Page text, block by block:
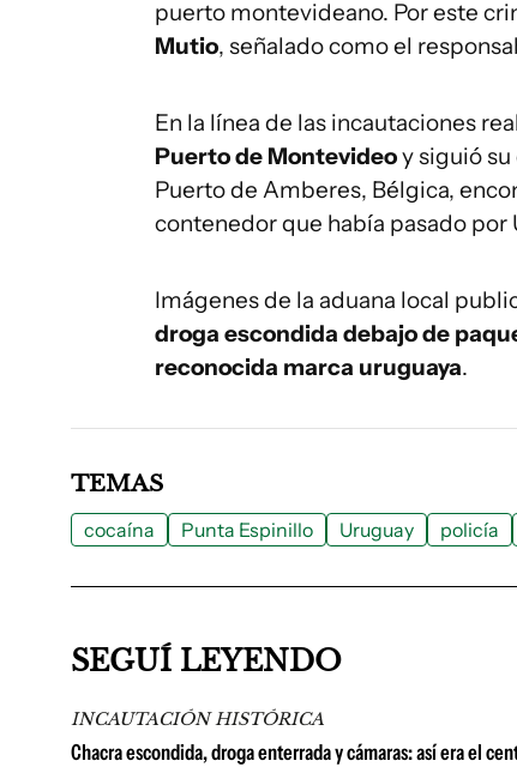
puerto montevideano. Por este
Mutio, señalado como el
En la línea de las incautaciones
Puerto de Montevideoy siguió
Puerto de Amberes, Bélgica,
contenedor que había pasado por
Imágenes de la aduana local
droga escondida debajo de
reconocida marca uruguaya.
TEMAS
cocaína Punta Espinillo Uruguay policía
SEGUÍ LEYENDO
INCAUTACIÓN HISTÓRICA
Chacra escondida, droga enterrada y cámaras: así era el